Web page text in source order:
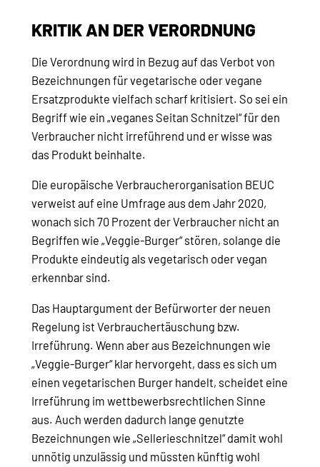
KRITIK AN DER VERORDNUNG
Die Verordnung wird in Bezug auf das Verbot von
Bezeichnungen für vegetarische oder vegane
Ersatzprodukte vielfach scharf kritisiert. So sei ein
Begriff wie ein „veganes Seitan Schnitzel“ für den
Verbraucher nicht irreführend und er wisse was
das Produkt beinhalte.
Die europäische Verbraucherorganisation BEUC
verweist auf eine Umfrage aus dem Jahr 2020,
wonach sich 70 Prozent der Verbraucher nicht an
Begriffen wie „Veggie-Burger“ stören, solange die
Produkte eindeutig als vegetarisch oder vegan
erkennbar sind.
Das Hauptargument der Befürworter der neuen
Regelung ist Verbrauchertäuschung bzw.
Irreführung. Wenn aber aus Bezeichnungen wie
„Veggie-Burger“ klar hervorgeht, dass es sich um
einen vegetarischen Burger handelt, scheidet eine
Irreführung im wettbewerbsrechtlichen Sinne
aus. Auch werden dadurch lange genutzte
Bezeichnungen wie „Sellerieschnitzel“ damit wohl
unnötig unzulässig und müssten künftig wohl